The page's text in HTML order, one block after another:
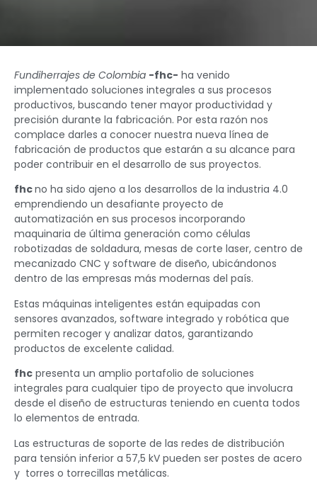
Fundiherrajes de Colombia -fhc- ha venido
implementado soluciones integrales a sus procesos
productivos, buscando tener mayor productividad y
precisión durante la fabricación. Por esta razón nos
complace darles a conocer nuestra nueva línea de
fabricación de productos que estarán a su alcance para
poder contribuir en el desarrollo de sus proyectos.
fhcno ha sido ajeno a los desarrollos de la industria 4.0
emprendiendo un desafiante proyecto de
automatización en sus procesos incorporando
maquinaria de última generación como células
robotizadas de soldadura, mesas de corte laser, centro de
mecanizado CNC y software de diseño, ubicándonos
dentro de las empresas más modernas del país.
Estas máquinas inteligentes están equipadas con
sensores avanzados, software integrado y robótica que
permiten recoger y analizar datos, garantizando
productos de excelente calidad.
fhc presenta un amplio portafolio de soluciones
integrales para cualquier tipo de proyecto que involucra
desde el diseño de estructuras teniendo en cuenta todos
lo elementos de entrada.
Las estructuras de soporte de las redes de distribución
para tensión inferior a 57,5 kV pueden ser postes de acero
y torres o torrecillas metálicas.